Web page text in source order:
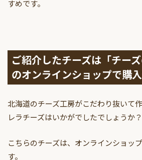
すめです。
ご紹介したチーズは「チーズ
のオンラインショップで購
北海道のチーズ工房がこだわり抜いて
レラチーズはいかがでしたでしょうか？
こちらのチーズは、オンラインショッ
す。